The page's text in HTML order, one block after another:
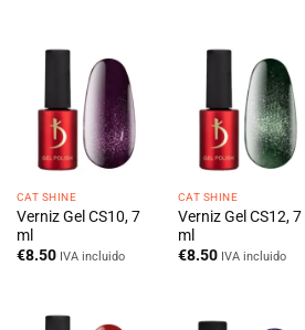
CAT SHINE
Verniz Gel CS10, 7
ml
€8.50 IVA incluido
CAT SHINE
Verniz Gel CS12, 7
ml
€8.50 IVA incluido